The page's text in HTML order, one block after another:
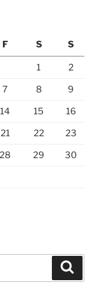
F S S
1 2
7 8 9
14 15 16
21 22 23
28 29 30